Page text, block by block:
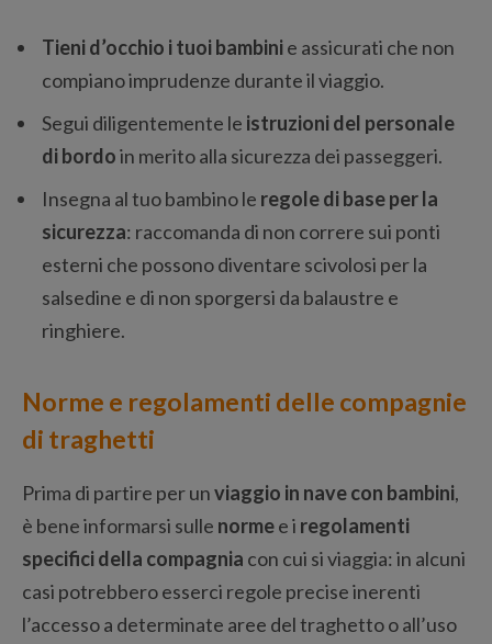
Tieni d’occhio i tuoi bambinie assicurati che non
compiano imprudenze durante il viaggio.
Segui diligentemente le istruzioni del personale
di bordoin merito alla sicurezza dei passeggeri.
Insegna al tuo bambino le regole di base per la
sicurezza: raccomanda di non correre sui ponti
esterni che possono diventare scivolosi per la
salsedine e di non sporgersi da balaustre e
ringhiere.
Norme e regolamenti delle compagnie
di traghetti
Prima di partire per unviaggio in nave con bambini,
è bene informarsi sulle normee i regolamenti
specifici della compagnia con cui si viaggia: in alcuni
casi potrebbero esserci regole precise inerenti
l’accesso a determinate aree del traghetto o all’uso